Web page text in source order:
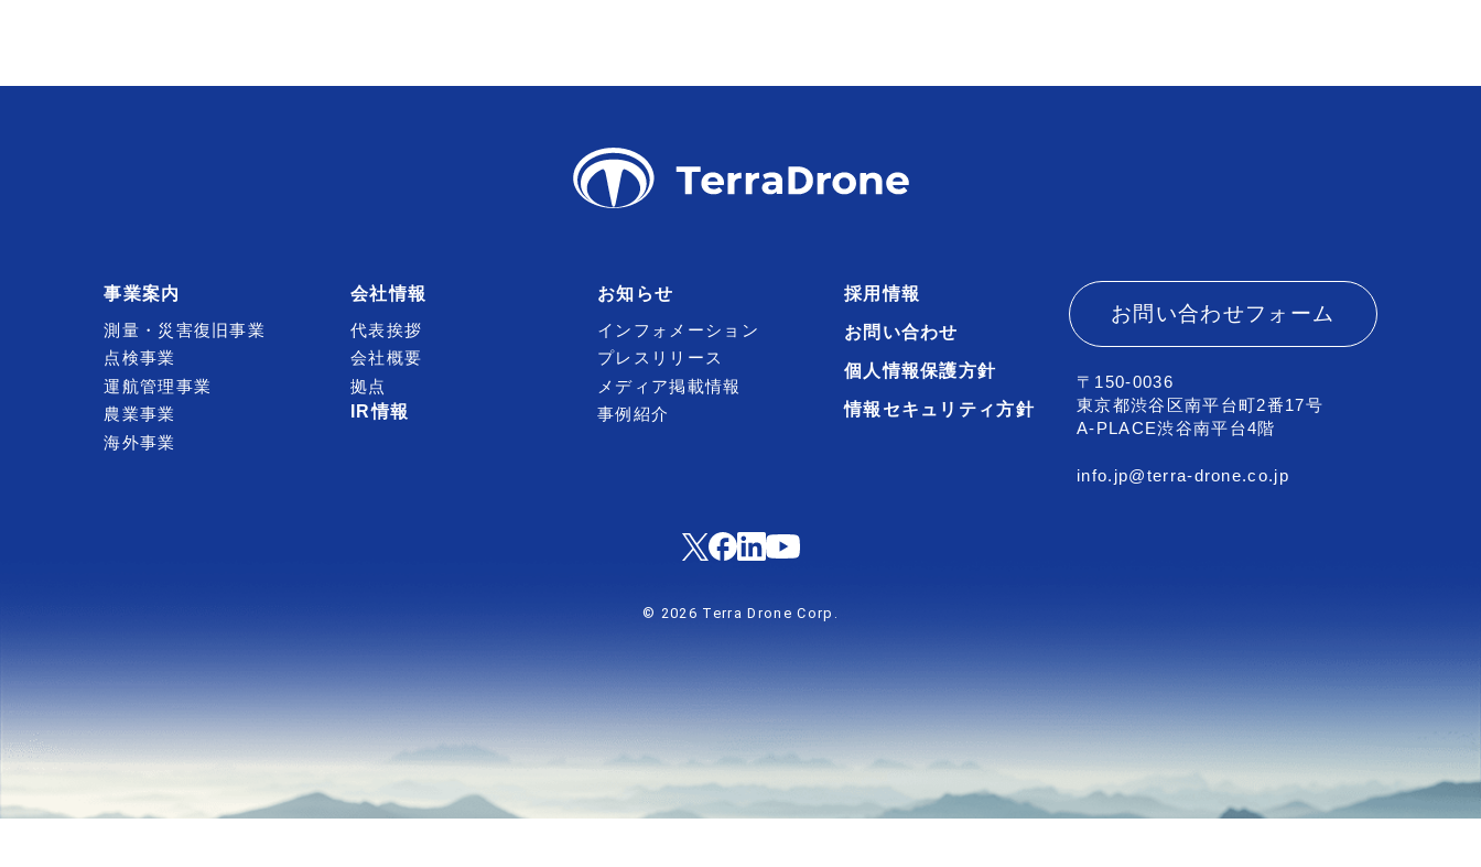
事業案内
測量・災害復旧事業
点検事業
運航管理事業
農業事業
海外事業
会社情報
代表挨拶
会社概要
拠点
IR情報
お知らせ
インフォメーション
プレスリリース
メディア掲載情報
事例紹介
採用情報
お問い合わせ
個人情報保護方針
情報セキュリティ方針
お問い合わせフォーム
〒150-0036
東京都渋谷区南平台町2番17号
A-PLACE渋谷南平台4階
info.jp@terra-drone.co.jp
© 2026 Terra Drone Corp.